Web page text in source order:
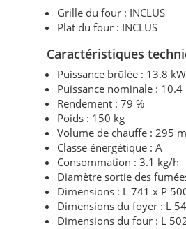
Grille du four : INCLUS
Plat du four : INCLUS
Caractéristiques
Puissance brûlée : 13.8 kW
Puissance nominale : 10.4
Rendement : 79 %
Poids : 150 kg
Volume de chauffe : 295
Classe énergétique : A
Consommation : 3.1 kg/h
Diamètre sortie des
Dimensions : L 741 x P
Dimensions du foyer : L
Dimensions du four : L